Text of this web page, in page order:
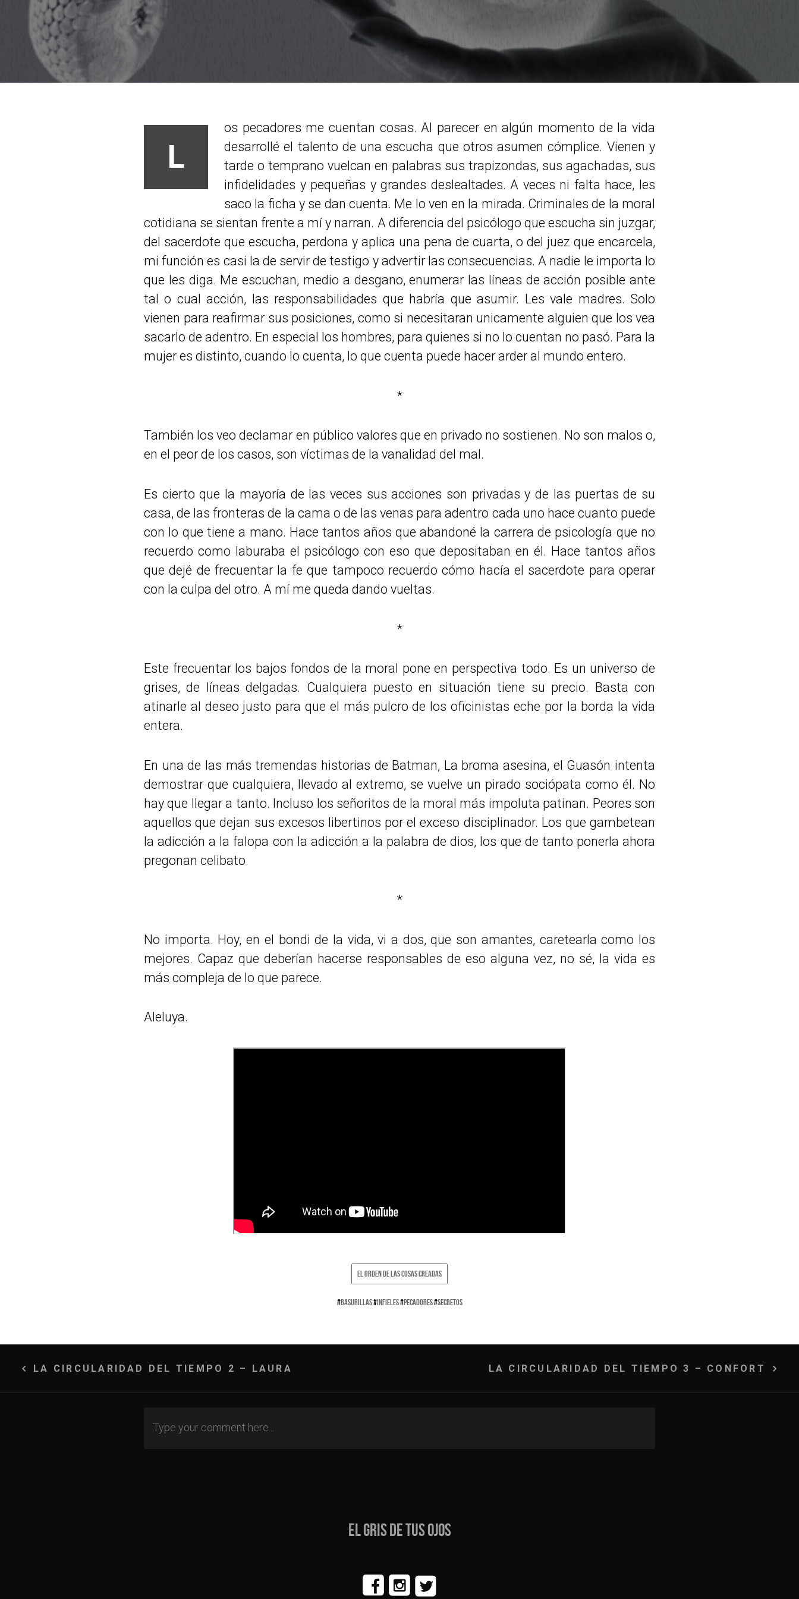
L
os pecadores me cuentan cosas. Al parecer en algún momento de la vida
desarrollé el talento de una escucha que otros asumen cómplice. Vienen y
tarde o temprano vuelcan en palabras sus trapizondas, sus agachadas, sus
infidelidades y pequeñas y grandes deslealtades. A veces ni falta hace, les
saco la ficha y se dan cuenta. Me lo ven en la mirada. Criminales de la moral
cotidiana se sientan frente a mí y narran. A diferencia del psicólogo que escucha sin juzgar,
del sacerdote que escucha, perdona y aplica una pena de cuarta, o del juez que encarcela,
mi función es casi la de servir de testigo y advertir las consecuencias. A nadie le importa lo
que les diga. Me escuchan, medio a desgano, enumerar las líneas de acción posible ante
tal o cual acción, las responsabilidades que habría que asumir. Les vale madres. Solo
vienen para reafirmar sus posiciones, como si necesitaran unicamente alguien que los vea
sacarlo de adentro. En especial los hombres, para quienes si no lo cuentan no pasó. Para la
mujer es distinto, cuando lo cuenta, lo que cuenta puede hacer arder al mundo entero.
*
También los veo declamar en público valores que en privado no sostienen. No son malos o,
en el peor de los casos, son víctimas de la vanalidad del mal.
Es cierto que la mayoría de las veces sus acciones son privadas y de las puertas de su
casa, de las fronteras de la cama o de las venas para adentro cada uno hace cuanto puede
con lo que tiene a mano. Hace tantos años que abandoné la carrera de psicología que no
recuerdo como laburaba el psicólogo con eso que depositaban en él. Hace tantos años
que dejé de frecuentar la fe que tampoco recuerdo cómo hacía el sacerdote para operar
con la culpa del otro. A mí me queda dando vueltas.
*
Este frecuentar los bajos fondos de la moral pone en perspectiva todo. Es un universo de
grises, de líneas delgadas. Cualquiera puesto en situación tiene su precio. Basta con
atinarle al deseo justo para que el más pulcro de los oficinistas eche por la borda la vida
entera.
En una de las más tremendas historias de Batman, La broma asesina, el Guasón intenta
demostrar que cualquiera, llevado al extremo, se vuelve un pirado sociópata como él. No
hay que llegar a tanto. Incluso los señoritos de la moral más impoluta patinan. Peores son
aquellos que dejan sus excesos libertinos por el exceso disciplinador. Los que gambetean
la adicción a la falopa con la adicción a la palabra de dios, los que de tanto ponerla ahora
pregonan celibato.
*
No importa. Hoy, en el bondi de la vida, vi a dos, que son amantes, caretearla como los
mejores. Capaz que deberían hacerse responsables de eso alguna vez, no sé, la vida es
más compleja de lo que parece.
Aleluya.
EL ORDEN DE LAS COSAS CREADAS
#BASURILLAS#INFIELES#PECADORES#SECRETOS
Navegación
LA CIRCULARIDAD DEL TIEMPO 2 – LAURA LA CIRCULARIDAD DEL TIEMPO 3 – CONFORT
EL GRIS DE TUS OJOS